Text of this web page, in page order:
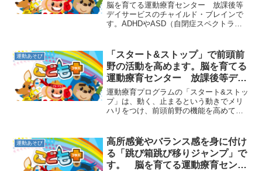
ンター 放課後等デイサービスの
チャイルド・ブレイン
脳を育てる運動療育センター 放課後等
デイサービスのチャイルド・ブレインで
す。ADHDやASD（自閉症スペクトラ
しまう「過集中」の特性が見られる場合
があります。過度に集中...
運動あそび
「スタート&ストップ」で前頭前
野の活動を高めます。脳を育てる
運動療育センター 放課後等デイ
サービスのチャイルド・ブレイン
運動療育プログラムの「スタート&ストッ
プ」は、動く、止まるという動きでメリ
ハリをつけ、前頭前野の機能を高めてい
子ども達は判断して動いたり止まったり
します。止まるときにピ...
運動あそび
高所感覚やバランス感を身に付け
る「跳び箱跳び移りジャンプ」で
す。 脳を育てる運動療育センタ